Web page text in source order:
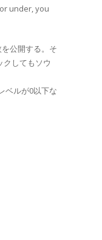
under, you
公開する。そ
してもソウ
ベルが0以下な